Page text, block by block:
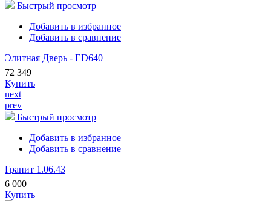
Быстрый просмотр
Добавить в избранное
Добавить в сравнение
Элитная Дверь - ED640
72 349
Купить
next
prev
Быстрый просмотр
Добавить в избранное
Добавить в сравнение
Гранит 1.06.43
6 000
Купить